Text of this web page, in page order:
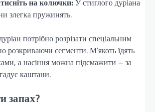
на колючки:У стиглого дуріана
злегка пружинять.
потрібно розрізати спеціальним
розкриваючи сегменти. М’якоть їдять
а насіння можна підсмажити – за
каштани.
запах?